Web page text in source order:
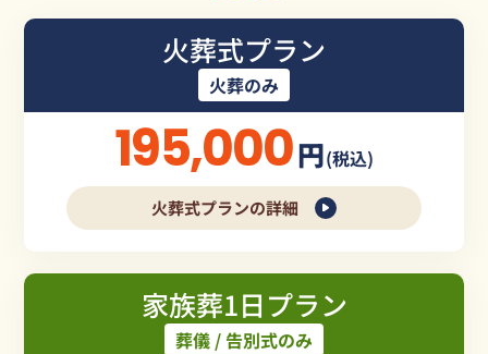
火葬式プラン
火葬のみ
195,000円(税込)
火葬式プランの詳細
家族葬1日プラン
葬儀 / 告別式のみ